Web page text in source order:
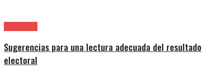
Sugerencias para una lectura adecuada del resultado
electoral